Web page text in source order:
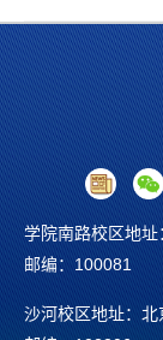
学院南路校区地
邮编：100081
沙河校区地址：